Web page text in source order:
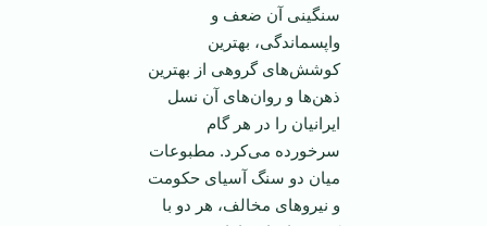
سنگینی آن ضعف و
واپسماندگی، بهترین
کوشش‌های گروهی از بهترین
ذهن‌ها و روان‌های آن نسل
‌ایرانیان را در هر گام
سرخورده می‌کرد. مطبوعات
میان دو سنگ آسیای حکومت
و نیرو‌های مخالف، هر دو با